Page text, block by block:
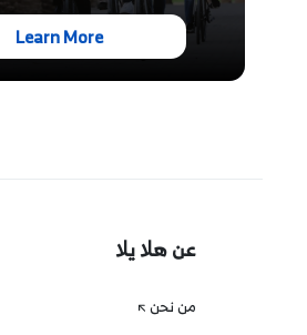
Learn More
عن هلا يلا
من نحن